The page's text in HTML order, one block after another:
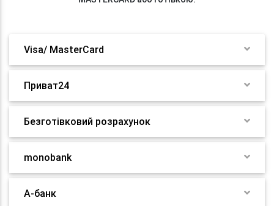
Visa/ MasterCard
Приват24
Безготівковий розрахунок
monobank
А-банк